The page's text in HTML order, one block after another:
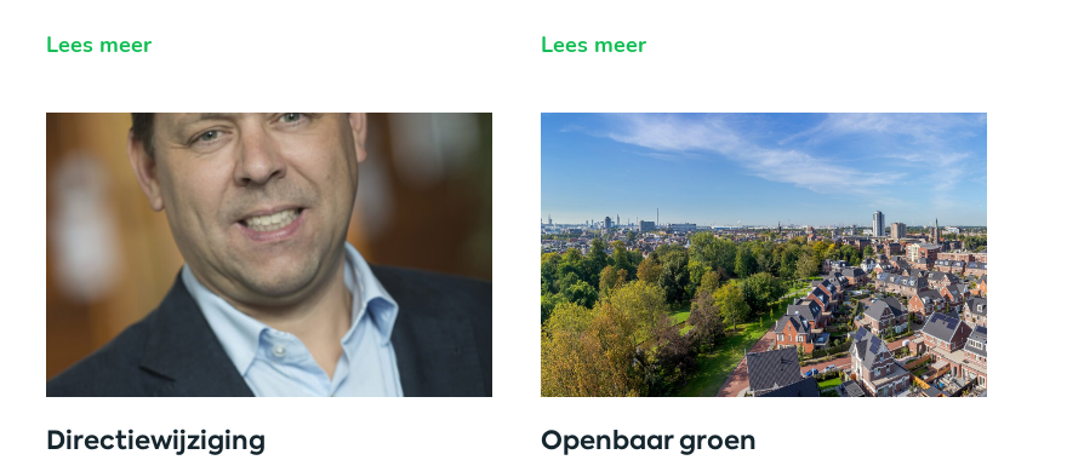
Lees meer Lees meer
Directiewijziging Openbaar groen